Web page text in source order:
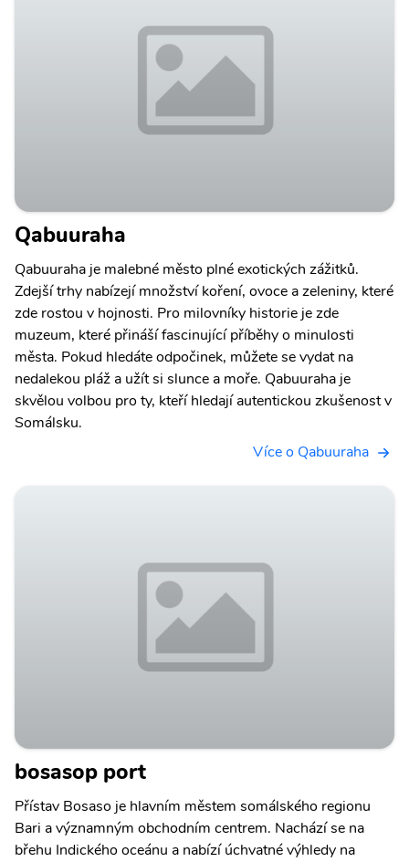
Qabuuraha
Qabuuraha je malebné město plné exotických zážitků.
Zdejší trhy nabízejí množství koření, ovoce a zeleniny, které
zde rostou v hojnosti. Pro milovníky historie je zde
muzeum, které přináší fascinující příběhy o minulosti
města. Pokud hledáte odpočinek, můžete se vydat na
nedalekou pláž a užít si slunce a moře. Qabuuraha je
skvělou volbou pro ty, kteří hledají autentickou zkušenost v
Somálsku.
Více o Qabuuraha
bosasop port
Přístav Bosaso je hlavním městem somálského regionu
Bari a významným obchodním centrem. Nachází se na
břehu Indického oceánu a nabízí úchvatné výhledy na